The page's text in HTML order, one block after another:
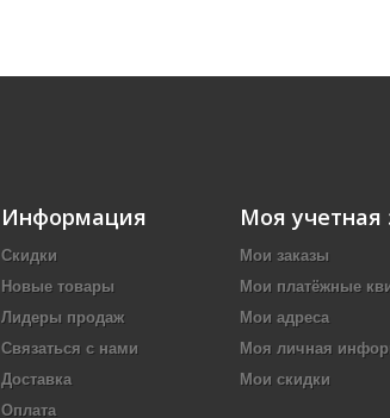
Информация
Скидки
Новые товары
Лидеры продаж
Связаться с нами
Доставка
Оплата
Моя учетная
Мои заказы
Мои платёжные
Мои адреса
Моя личная
Мои скидки